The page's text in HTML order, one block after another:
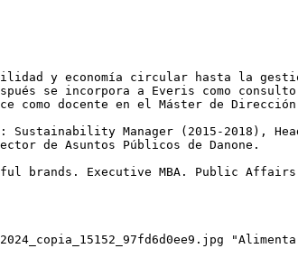
y economía circular hasta la
se incorpora a Everis como
docente en el Máster de
Sustainability Manager (2015-2018),
de Asuntos Públicos de Danone.
Executive MBA. Public Affairs.